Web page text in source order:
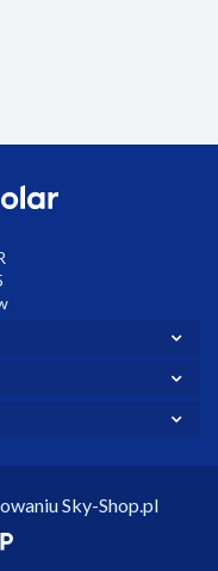
Sky-Shop.pl